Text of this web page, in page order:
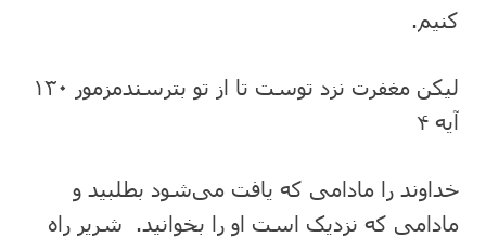
کنیم.
لیکن مغفرت نزد توست تا از تو بترسندمزمور ۱۳۰
آیه ۴
خداوند را مادامی‌ که‌ یافت‌ می‌شود بطلبید و
مادامی‌ که‌ نزدیک‌ است‌ او را بخوانید. شریر راه‌